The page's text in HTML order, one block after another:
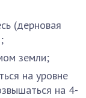
(дерновая
земли;
на уровне
на 4-